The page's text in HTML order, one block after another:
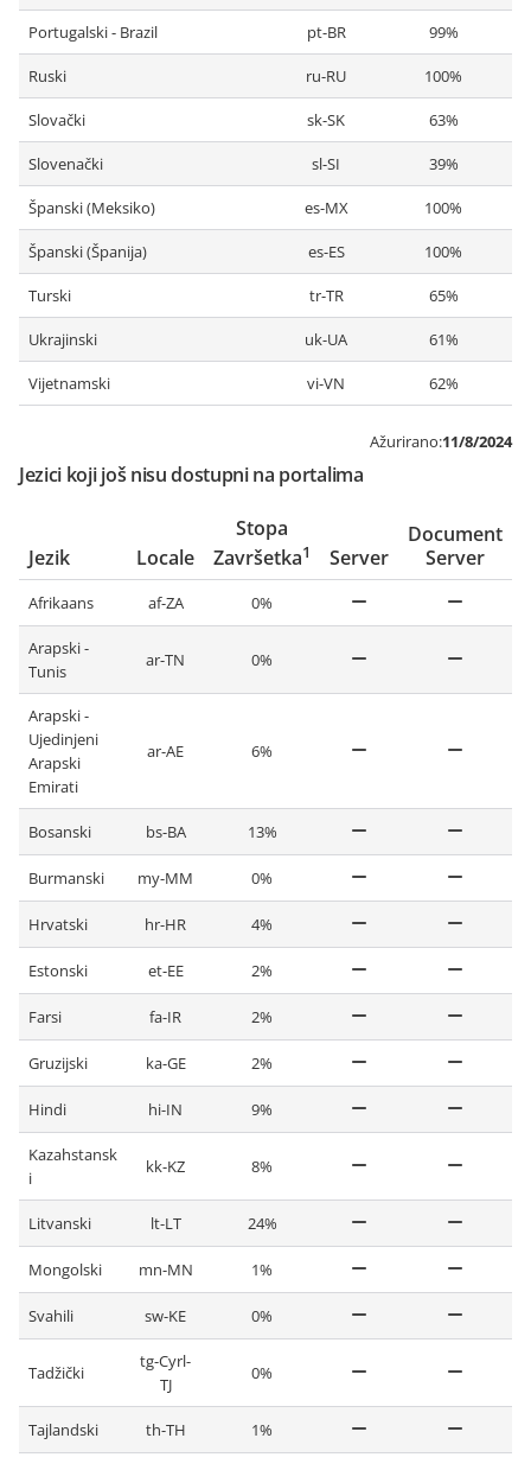
Portugalski - Brazil pt-BR 99%
Ruski ru-RU 100%
Slovački sk-SK 63%
Slovenački sl-SI 39%
Španski (Meksiko) es-MX 100%
Španski (Španija) es-ES 100%
Turski tr-TR 65%
Ukrajinski uk-UA 61%
Vijetnamski vi-VN 62%
Ažurirano:11/8/2024
Jezici koji još nisu dostupni na portalima
Jezik Locale
Stopa
Završetka1 Server
Document
Server
Afrikaans af-ZA 0%
Arapski -
Tunis
ar-TN 0%
Arapski -
Ujedinjeni
Arapski
Emirati
ar-AE 6%
Bosanski bs-BA 13%
Burmanski my-MM 0%
Hrvatski hr-HR 4%
Estonski et-EE 2%
Farsi fa-IR 2%
Gruzijski ka-GE 2%
Hindi hi-IN 9%
Kazahstansk
i
kk-KZ 8%
Litvanski lt-LT 24%
Mongolski mn-MN 1%
Svahili sw-KE 0%
Tadžički
tg-Cyrl-
TJ
0%
Tajlandski th-TH 1%